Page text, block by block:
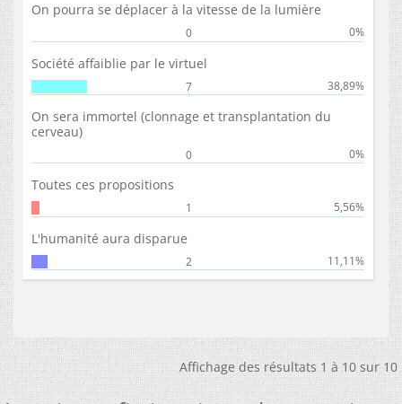
On pourra se déplacer à la vitesse de la lumière
0 0%
Société affaiblie par le virtuel
7 38,89%
On sera immortel (clonnage et transplantation du
cerveau)
0 0%
Toutes ces propositions
1 5,56%
L'humanité aura disparue
2 11,11%
Affichage des résultats 1 à 10 sur 10